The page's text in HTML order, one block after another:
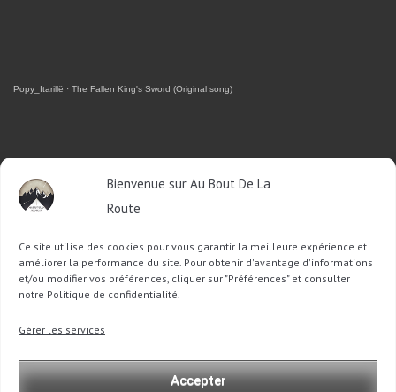
Bienvenue sur Au Bout De La
Route
Ce site utilise des cookies pour vous garantir la meilleure expérience et
améliorer la performance du site. Pour obtenir d'avantage d'informations
et/ou modifier vos préférences, cliquer sur "Préférences" et consulter
notre Politique de confidentialité.
Gérer les services
Accepter
Popy_Itarillë · The Fallen King's Sword (Original song)
RETROUVEZ-MOI SUR FACEBOOK
OU SUR TWITTER
Follow @Sophie_ABDLRTweet to @Sophie_ABDLR
: